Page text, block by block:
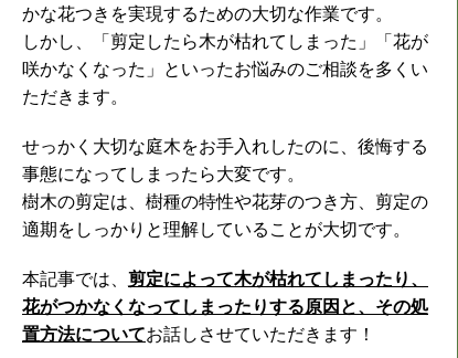
かな花つきを実現するための大切な作業です。
しかし、「剪定したら木が枯れてしまった」「花が
咲かなくなった」といったお悩みのご相談を多くい
ただきます。
せっかく大切な庭木をお手入れしたのに、後悔する
事態になってしまったら大変です。
樹木の剪定は、樹種の特性や花芽のつき方、剪定の
適期をしっかりと理解していることが大切です。
本記事では、 剪定によって木が枯れてしまったり、
花がつかなくなってしまったりする原因と、その処
置方法についてお話しさせていただきます！